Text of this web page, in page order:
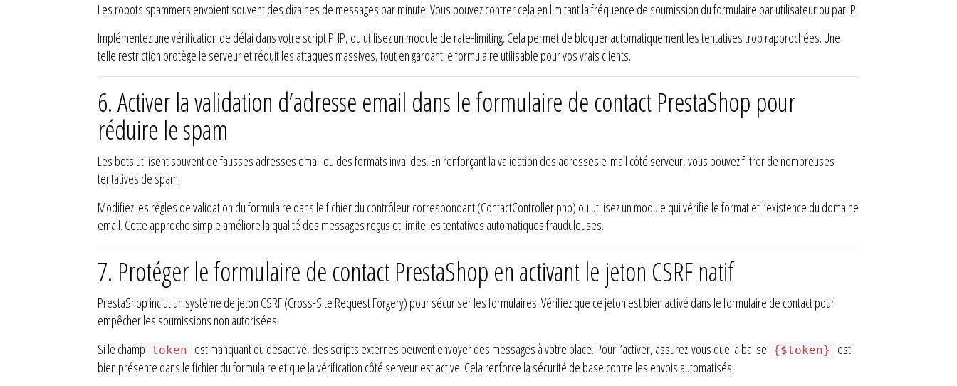
Les robots spammers envoient souvent des dizaines de messages par minute. Vous pouvez contrer cela en limitant la fréquence de soumission du formulaire par utilisateur ou par IP.
Implémentez une vérification de délai dans votre script PHP, ou utilisez un module de rate-limiting. Cela permet de bloquer automatiquement les tentatives trop rapprochées. Une
telle restriction protège le serveur et réduit les attaques massives, tout en gardant le formulaire utilisable pour vos vrais clients.
6.Activer la validation d’adresse email dans le formulaire de contact PrestaShop pour
réduire le spam
Les bots utilisent souvent de fausses adresses email ou des formats invalides. En renforçant la validation des adresses e-mail côté serveur, vous pouvez filtrer de nombreuses
tentatives de spam.
Modifiez les règles de validation du formulaire dans le fichier du contrôleur correspondant (ContactController.php) ou utilisez un module qui vérifie le format et l’existence du domaine
email. Cette approche simple améliore la qualité des messages reçus et limite les tentatives automatiques frauduleuses.
7. Protéger le formulaire de contact PrestaShop en activant le jeton CSRF natif
PrestaShop inclut un système de jeton CSRF (Cross-Site Request Forgery) pour sécuriser les formulaires. Vérifiez que ce jeton est bien activé dans le formulaire de contact pour
empêcher les soumissions non autorisées.
Si le champ token est manquant ou désactivé, des scripts externes peuvent envoyer des messages à votre place. Pour l’activer, assurez-vous que la balise {$token}
est
bien présente dans le fichier du formulaire et que la vérification côté serveur est active. Cela renforce la sécurité de base contre les envois automatisés.